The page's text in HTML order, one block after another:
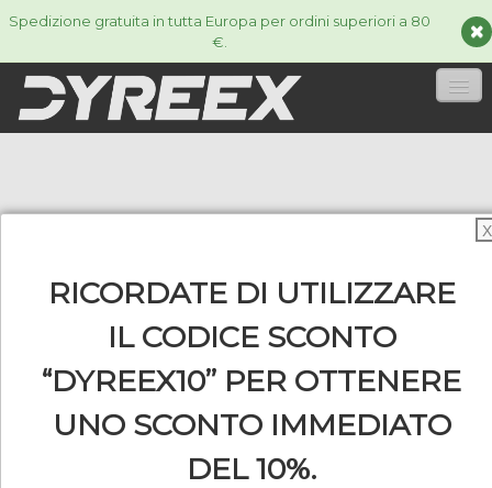
Spedizione gratuita in tutta Europa per ordini superiori a 80
€.
CORDE▼
0
X
RICORDATE DI UTILIZZARE
IL CODICE SCONTO
“DYREEX10” PER OTTENERE
UNO SCONTO IMMEDIATO
DEL 10%.